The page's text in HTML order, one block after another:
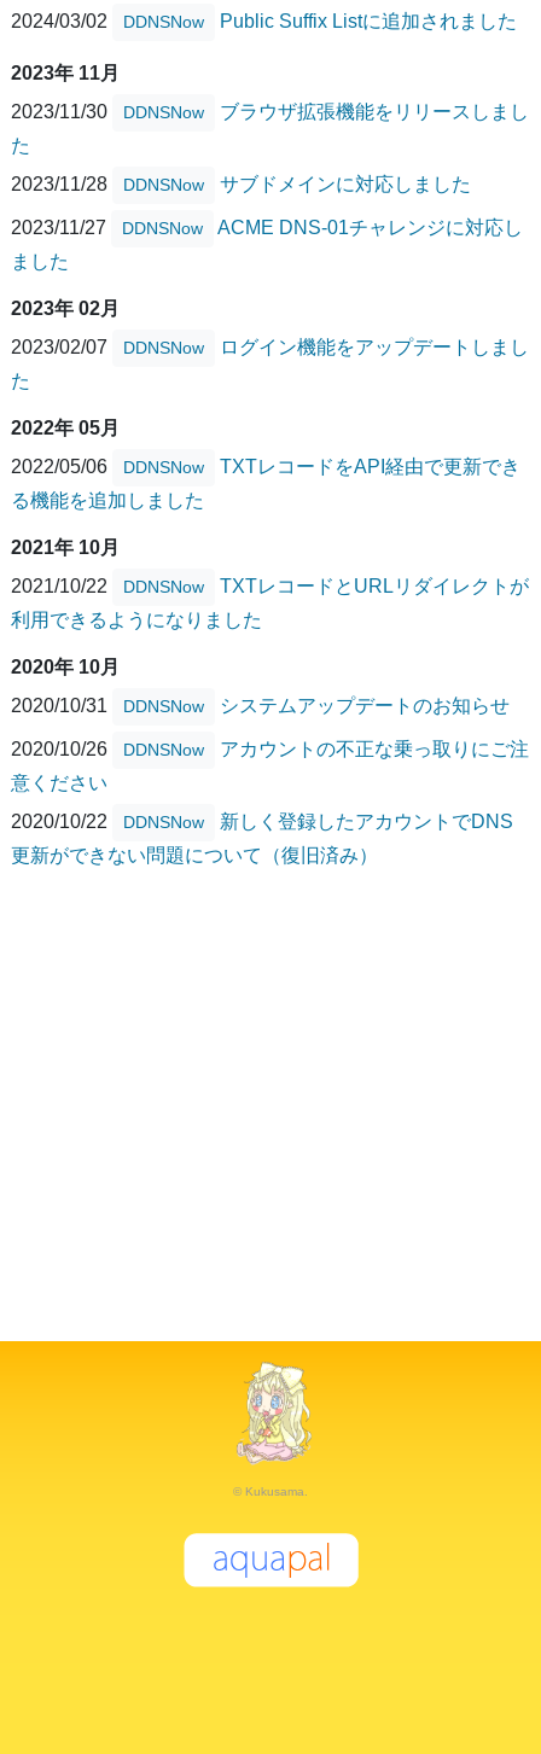
2024/03/02
DDNSNow Public Suffix Listに追加されました
2023年 11月
2023/11/30
DDNSNow
ブラウザ拡張機能をリリースしまし
た
2023/11/28
DDNSNow サブドメインに対応しました
2023/11/27 DDNSNow
ACME DNS-01チャレンジに対応し
ました
2023年 02月
2023/02/07
DDNSNow
ログイン機能をアップデートしまし
た
2022年 05月
2022/05/06
DDNSNow
TXTレコードをAPI経由で更新でき
る機能を追加しました
2021年 10月
2021/10/22
DDNSNow
TXTレコードとURLリダイレクトが
利用できるようになりました
2020年 10月
2020/10/31
DDNSNow システムアップデートのお知らせ
2020/10/26 DDNSNow
アカウントの不正な乗っ取りにご注
意ください
2020/10/22
DDNSNow
新しく登録したアカウントでDNS
更新ができない問題について（復旧済み）
© Kukusama.